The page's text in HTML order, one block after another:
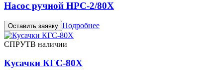
Насос ручной НРС-2/80Х
Оставить заявку Подробнее
СПРУТВ наличии
Кусачки КГС-80Х